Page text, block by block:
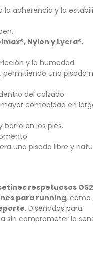
la adherencia y la
Nylon y Lycra®,
y la humedad.
, permitiendo una pisada
del calzado.
comodidad en
en los pies.
una pisada libre y
respetuosos
para running, como
. Diseñados para
sin comprometer la